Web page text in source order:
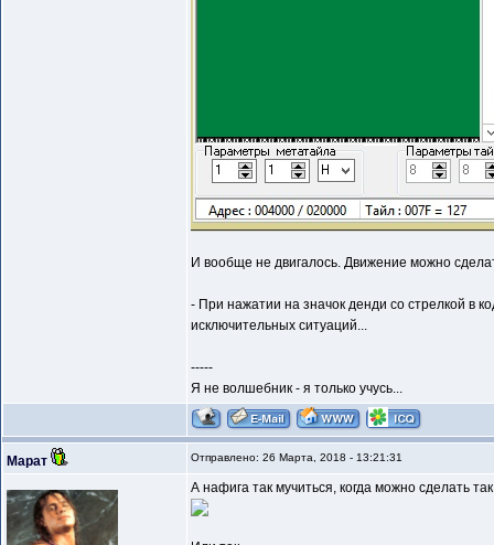
И вообще не двигалось. Движение можно
- При нажатии на значок денди со стрелкой в
исключительных ситуаций...
-----
Я не волшебник - я только учусь...
Марат Отправлено: 26 Марта, 2018 - 13:21:31
А нафига так мучиться, когда можно сделать